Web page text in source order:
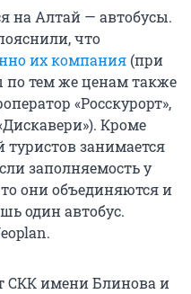
на Алтай — автобусы.
что
их компания (при
по тем же ценам также
«Росскурорт»,
Кроме
туристов занимается
заполняемость у
они объединяются и
один автобус.
СКК имени Блинова и